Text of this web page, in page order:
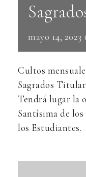
mayo 14, 2023
Cultos
Sagrados
Tendrá lugar la
Santísima de
los Estudiantes.